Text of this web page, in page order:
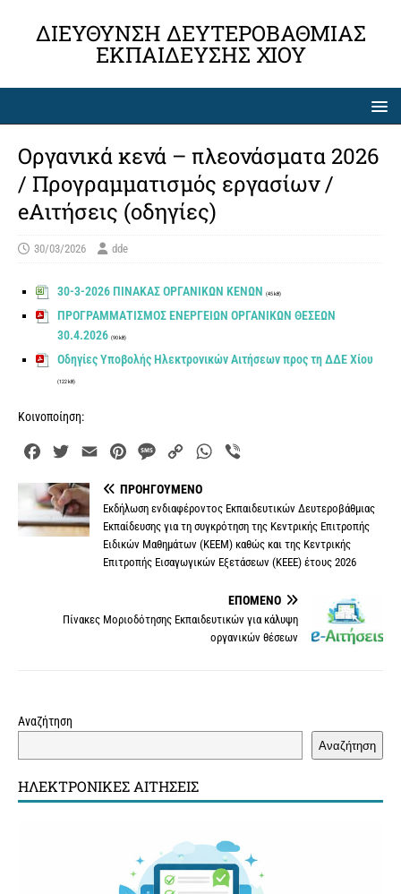
ΔΙΕΎΘΥΝΣΗ ΔΕΥΤΕΡΟΒΆΘΜΙΑΣ
ΕΚΠΑΊΔΕΥΣΗΣ ΧΊΟΥ
Οργανικά κενά – πλεονάσματα 2026
/ Προγραμματισμός εργασίων /
eΑιτήσεις (οδηγίες)
30/03/2026 dde
30-3-2026 ΠΙΝΑΚΑΣ ΟΡΓΑΝΙΚΩΝ ΚΕΝΩΝ (45 kB)
ΠΡΟΓΡΑΜΜΑΤΙΣΜΟΣ ΕΝΕΡΓΕΙΩΝ ΟΡΓΑΝΙΚΩΝ ΘΕΣΕΩΝ
30.4.2026 (90 kB)
Οδηγίες Υποβολής Ηλεκτρονικών Αιτήσεων προς τη ΔΔΕ Χίου
(122 kB)
Κοινοποίηση:
c
e
b
i
t
t
a
n
t
e
r
t
M
s
s
a
g
p
y
L
i
W
t
s
A
e
r
ΠΡΟΗΓΟΎΜΕΝΟ
Εκδήλωση ενδιαφέροντος Εκπαιδευτικών Δευτεροβάθμιας
Εκπαίδευσης για τη συγκρότηση της Κεντρικής Επιτροπής
Ειδικών Μαθημάτων (ΚΕΕΜ) καθώς και της Κεντρικής
Επιτροπής Εισαγωγικών Εξετάσεων (ΚΕΕΕ) έτους 2026
ΕΠΌΜΕΝΟ
Πίνακες Μοριοδότησης Εκπαιδευτικών για κάλυψη
οργανικών θέσεων
Αναζήτηση
Αναζήτηση
ΗΛΕΚΤΡΟΝΙΚΈΣ ΑΙΤΉΣΕΙΣ